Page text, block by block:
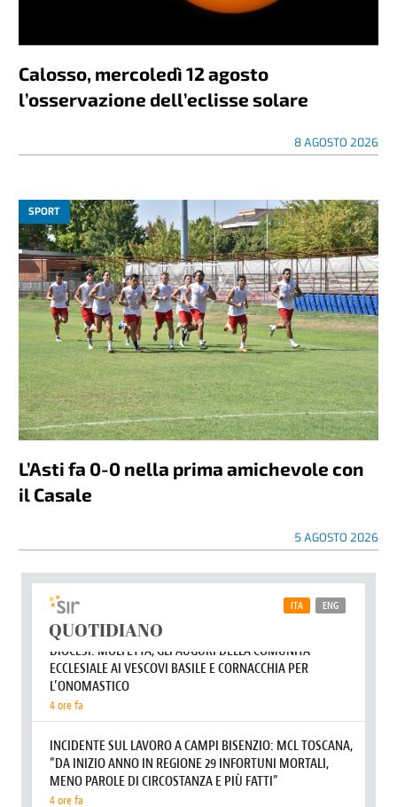
Calosso, mercoledì 12 agosto
l’osservazione dell’eclisse solare
8 AGOSTO 2026
SPORT
L’Asti fa 0-0 nella prima amichevole con
il Casale
5 AGOSTO 2026